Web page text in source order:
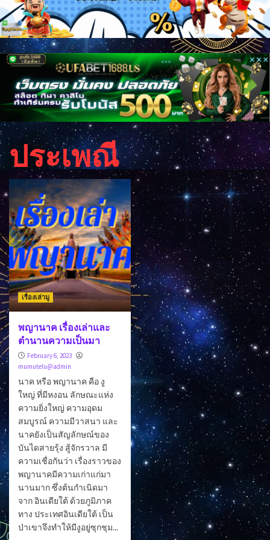
ประเพณี
เรื่องเล่ามู
พญานาค เรื่องเล่าและ
ตำนานความเป็นมา
February 6, 2023
mumutelu@admin
นาค หรือ พญานาค คือ งู
ใหญ่ ที่มีหงอน ลักษณะแห่ง
ความยิ่งใหญ่ ความอุดม
สมบูรณ์ ความมีวาสนา และ
นาคยังเป็นสัญลักษณ์ของ
บันไดสายรุ้ง สู้จักรวาล มี
ความเชื่อกันว่า เรื่องราวของ
พญานาคมีความเก่าแก่มา
นานมาก ซึ่งต้นกำเนิดมา
จาก อินเดียใต้ ด้วยภูมิภาค
ทาง ประเทศอินเดียใต้ เป็น
ป่าเขาจึงทำให้มีงูอยู่ซุกชุม...